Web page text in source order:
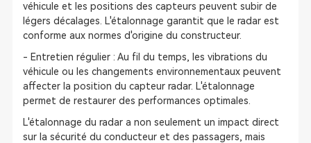
véhicule et les positions des capteurs peuvent subir de
légers décalages. L'étalonnage garantit que le radar est
conforme aux normes d'origine du constructeur.
- Entretien régulier : Au fil du temps, les vibrations du
véhicule ou les changements environnementaux peuvent
affecter la position du capteur radar. L'étalonnage
permet de restaurer des performances optimales.
L'étalonnage du radar a non seulement un impact direct
sur la sécurité du conducteur et des passagers, mais